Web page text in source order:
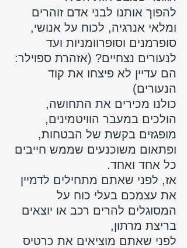
להפוך אותנו לבני אדם זוהרים
ומלאי אנרגיה, לכוח על אנושי,
סופרמנים וסופרוומניות ועד
לנעורים נצחיים? (אזהרת ספוילר:
הם עדיין לא פיצחו את קוד
הנעורים)
כולנו מכירים את התחושה,
הולכים במעבר הוויטמינים,
מופגזים בקשת של הבטחות,
ופתאום משוכנעים שממש חייבים
כל אחד ואחד.
אז, לפני שאתם מתחילים לדמיין
את עצמכם בעלי כוח על
המסוגלים להרים רכב או יוצאים
בריצת מרתון,
לפני שאתם מוציאים את כרטיס